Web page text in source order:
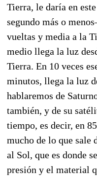
Tierra, le daría en
segundo más o
vueltas y media a la
medio llega la luz
Tierra. En 10 veces
minutos, llega la luz
hablaremos de
también, y de su
tiempo, es decir, en
mucho de lo que sale
al Sol, que es donde
presión y el material